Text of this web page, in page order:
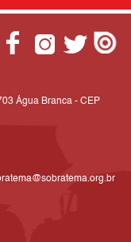
Água Branca - CEP